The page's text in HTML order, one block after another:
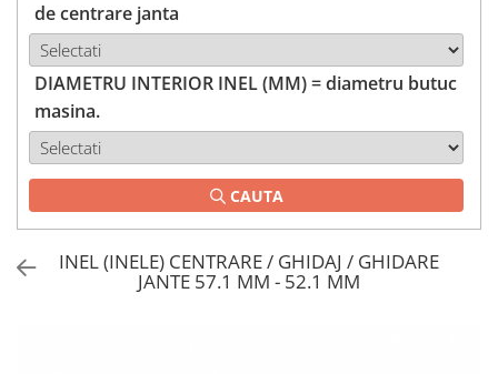
de centrare janta
DIAMETRU INTERIOR INEL (MM) = diametru butuc
masina.
CAUTA
INEL (INELE) CENTRARE / GHIDAJ / GHIDARE
JANTE 57.1 MM - 52.1 MM